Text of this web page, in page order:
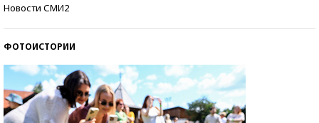
Новости СМИ2
ФОТОИСТОРИИ